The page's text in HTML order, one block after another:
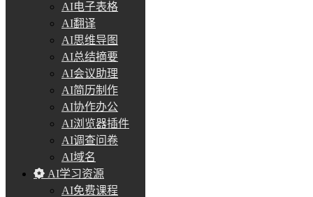
AI电子表格
AI翻译
AI思维导图
AI总结摘要
AI会议助理
AI简历制作
AI协作办公
AI浏览器插件
AI调查问卷
AI域名
AI学习资源
AI免费课程